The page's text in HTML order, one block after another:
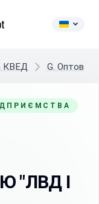
КВЕД G. Оптова
"ЛВД І